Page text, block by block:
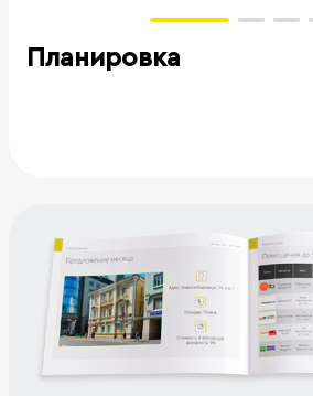
Планировка